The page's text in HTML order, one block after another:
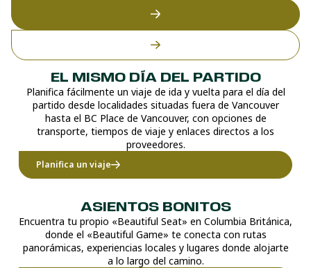
EL MISMO DÍA DEL PARTIDO
Planifica fácilmente un viaje de ida y vuelta para el día del
partido desde localidades situadas fuera de Vancouver
hasta el BC Place de Vancouver, con opciones de
transporte, tiempos de viaje y enlaces directos a los
proveedores.
Planifica un viaje
ASIENTOS BONITOS
Encuentra tu propio «Beautiful Seat» en Columbia Británica,
donde el «Beautiful Game» te conecta con rutas
panorámicas, experiencias locales y lugares donde alojarte
a lo largo del camino.